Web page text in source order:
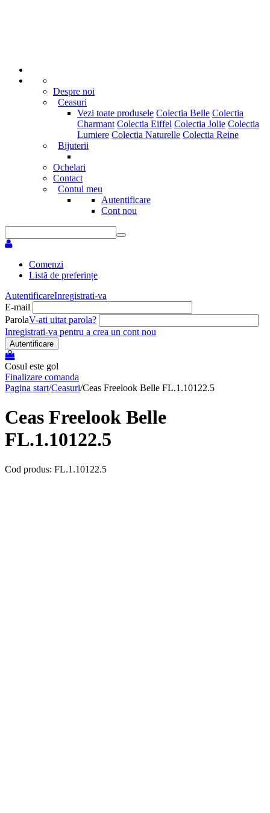
Despre noi
Ceasuri
Vezi toate produsele Colectia Belle Colectia
Charmant Colectia Eiffel Colectia Jolie Colectia
Lumiere Colectia Naturelle Colectia Reine
Bijuterii
Ochelari
Contact
Contul meu
Autentificare
Cont nou
Comenzi
Listă de preferințe
AutentificareInregistrati-va
E-mail
ParolaV-ati uitat parola?
Inregistrati-va pentru a crea un cont nou
Autentificare
Cosul este gol
Finalizare comanda
Pagina start/Ceasuri/Ceas Freelook Belle FL.1.10122.5
Ceas Freelook Belle
FL.1.10122.5
Cod produs: FL.1.10122.5